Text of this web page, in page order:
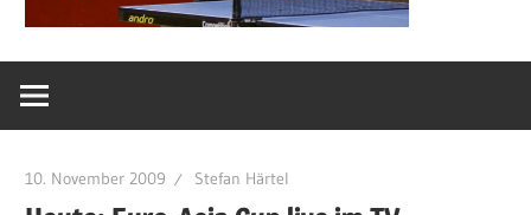
10. November 2009 Stefan Härtel